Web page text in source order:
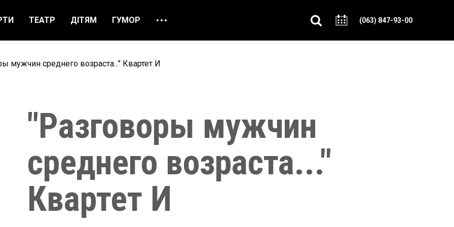
ТЕАТР ДІТЯМ ГУМОР
ПРО НАС ВІДГУКИ
(063) 847-93-00
мужчин среднего возраста..." Квартет И
"Разговоры мужчин
среднего возраста..."
Квартет И